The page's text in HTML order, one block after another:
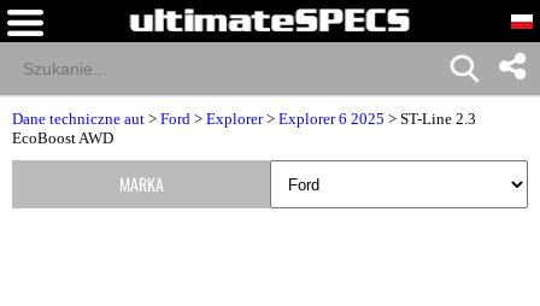
Dane techniczne aut > Ford > Explorer> Explorer 6 2025 > ST-Line 2.3
EcoBoost AWD
MARKA